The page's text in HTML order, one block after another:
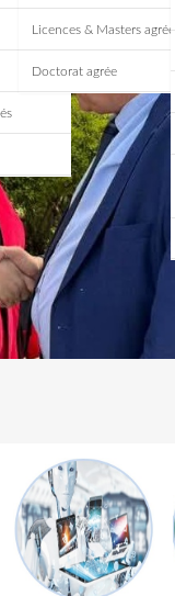
Licences & Masters
Doctorat agrée